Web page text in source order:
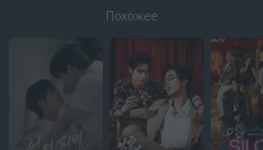
Не проси Пи Джейна
6 серия
Украинские субтитры
Не проси Пи Джейна
5 серия
Украинские субтитры
Похожее